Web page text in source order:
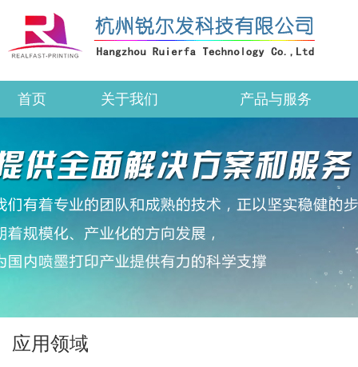
首页 关于我们 产品与服务
应用领域